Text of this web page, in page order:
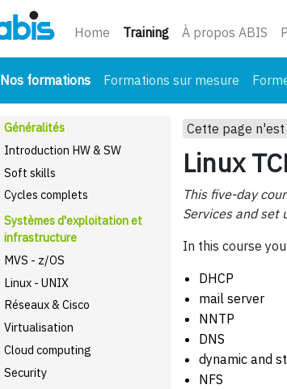
Home Training(courant)
À propos ABIS
Nos formations(courant)
Formations sur mesure
Généralités
Introduction HW & SW
Soft skills
Cycles complets
Systèmes d'exploitation et
infrastructure
MVS - z/OS
Linux - UNIX
Réseaux & Cisco
Virtualisation
Cloud computing
Security
Cette page n'est
Linux
This five-day
Services and set
In this course
DHCP
mail server
NNTP
DNS
dynamic and
NFS